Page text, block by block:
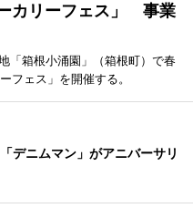
カリーフェス」 事業
「箱根小涌園」（箱根町）で春
フェス」を開催する。
デニムマン」がアニバーサリ